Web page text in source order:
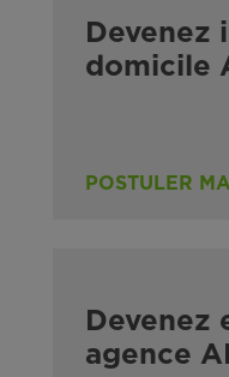
Devenez
domicile
POSTULER
Devenez
agence